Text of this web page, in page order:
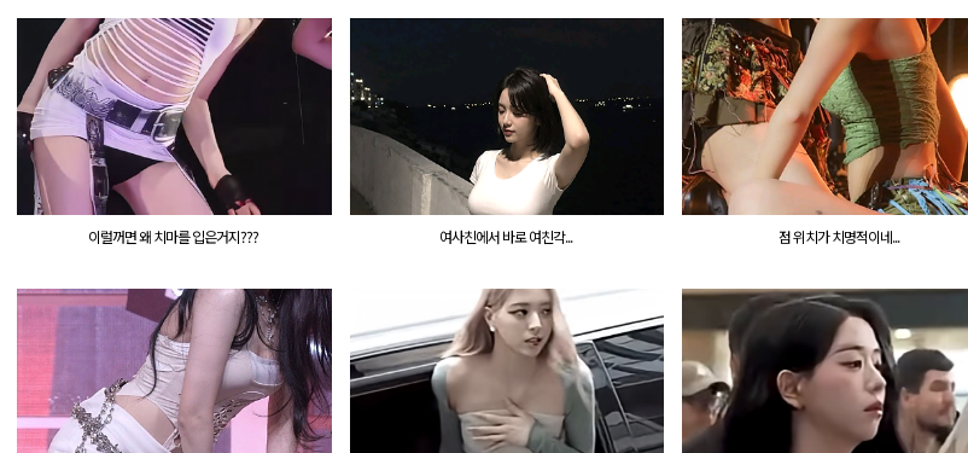
이럴꺼면 왜 치마를 입은거지??? 여사친에서 바로 여친각... 점 위치가 치명적이네...